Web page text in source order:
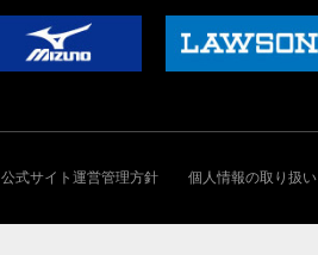
公式サイト運営管理方針 個人情報の取り扱い